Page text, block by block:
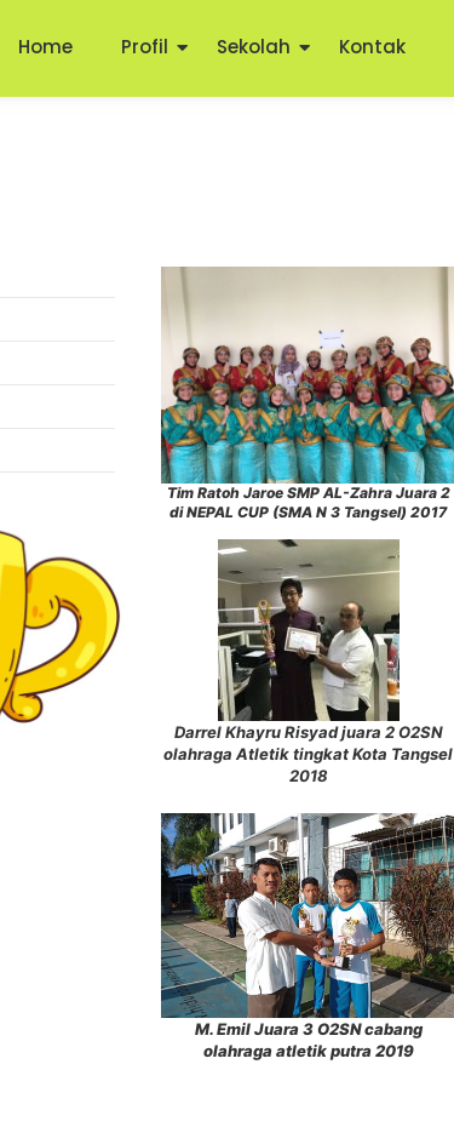
Home Profil Sekolah Kontak
Tim Ratoh Jaroe SMP AL-Zahra Juara 2
di NEPAL CUP (SMA N 3 Tangsel) 2017
Darrel Khayru Risyad juara 2 O2SN
olahraga Atletik tingkat Kota Tangsel
2018
M. Emil Juara 3 O2SN cabang
olahraga atletik putra 2019